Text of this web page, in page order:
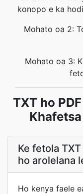
konopo e ka
Mohato oa 2:
Mohato oa 3:
TXT ho
Ke fetola
ho arolelana
Ho kenya faele